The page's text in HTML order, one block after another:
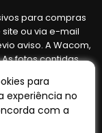
para compras
ou via e-mail
aviso. A Wacom,
fotos contidas
Ofertas
sujeitas à
para
experiência no
com a